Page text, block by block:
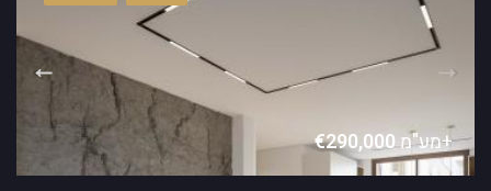
+מע"מ€290,000